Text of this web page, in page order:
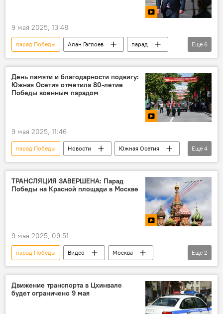
9 мая 2025, 13:48
парад Победы Алан Гаглоев
парад
Москва
80-летие Победы в Великой Отечественной войне
Новости
Южная Осетия
Еще 6
День памяти и благодарности подвигу:
Южная Осетия отметила 80-летие
Победы военным парадом
9 мая 2025, 11:46
парад Победы Новости
Южная Осетия
Константин Джуссоев
День Победы
80-летие Победы в Великой Отечественной войне
Великая Отечественная война
Еще 4
ТРАНСЛЯЦИЯ ЗАВЕРШЕНА: Парад
Победы на Красной площади в Москве
9 мая 2025, 09:51
парад Победы Видео
Москва
парад
80-летие Победы в Великой Отечественной войне
Еще 2
Движение транспорта в Цхинвале
будет ограничено 9 мая